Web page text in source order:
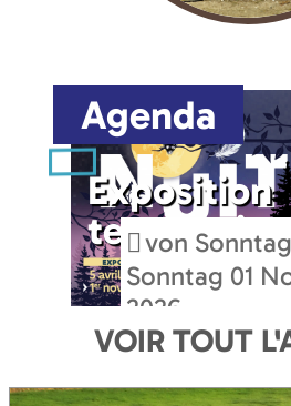
Agenda
Exposition
von
Sonntag 01
2026
Täglich
VOIR TOUT